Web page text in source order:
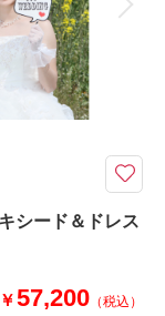
ペットと撮影
。
。
となります。
シード＆ドレス
￥57,200 （税込）